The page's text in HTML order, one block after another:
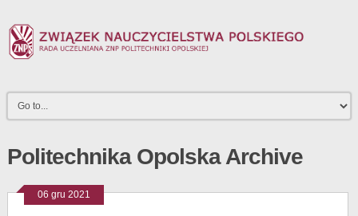
Politechnika Opolska Archive
06 gru 2021